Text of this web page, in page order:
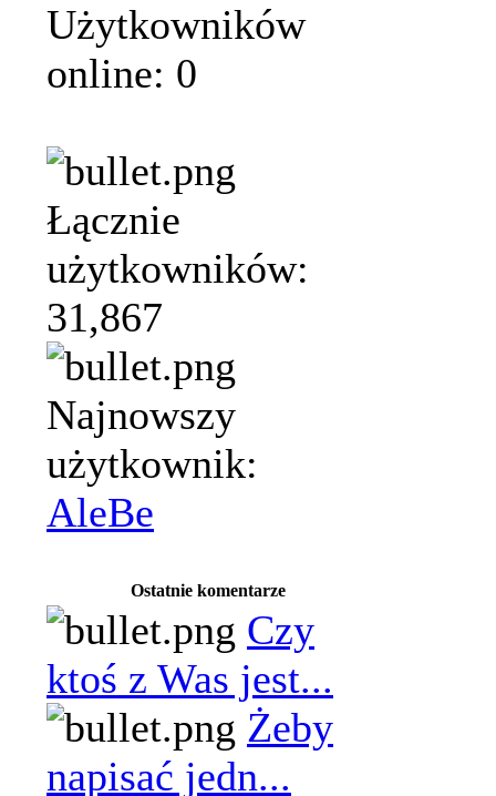
Użytkowników
online: 0
Łącznie
użytkowników:
31,867
Najnowszy
użytkownik:
AleBe
Ostatnie komentarze
Czy
ktoś z Was jest...
Żeby
napisać jedn...